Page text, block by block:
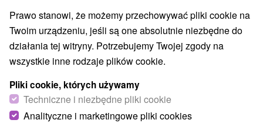
Prawo stanowi, że możemy przechowywać pliki cookie na
Twoim urządzeniu, jeśli są one absolutnie niezbędne do
działania tej witryny. Potrzebujemy Twojej zgody na
wszystkie inne rodzaje plików cookie.
Pliki cookie, których używamy
Techniczne i niezbędne pliki cookie
Analityczne i marketingowe pliki cookies